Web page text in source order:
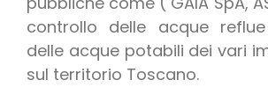
controllo delle acque
delle acque potabili dei vari
sul territorio Toscano.